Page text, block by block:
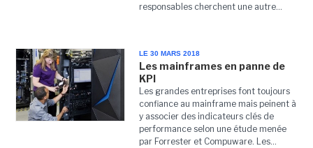
responsables cherchent une autre...
LE 30 MARS 2018
Les mainframes en panne de
KPI
Les grandes entreprises font toujours
confiance au mainframe mais peinent à
y associer des indicateurs clés de
performance selon une étude menée
par Forrester et Compuware. Les...